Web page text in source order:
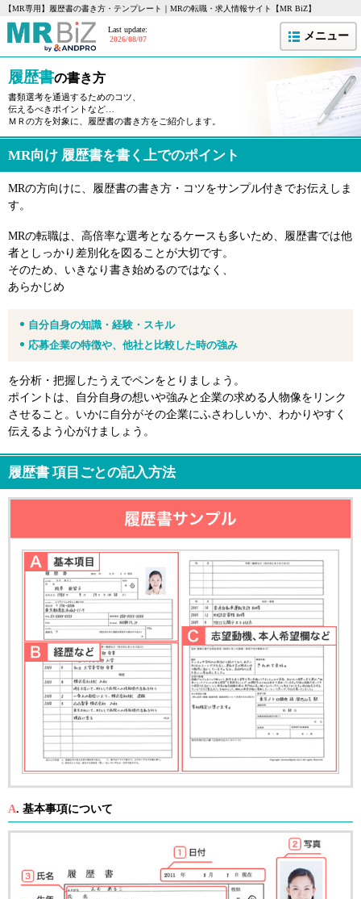
【MR専用】履歴書の書き方・テンプレート｜MRの転職・求人情報サイト【MR BiZ】
メニュー 閉じる
HOME
求人検索
Last update:
2026/08/07
メニュー
履歴書の書き方
書類選考を通過するためのコツ、
伝えるべきポイントなど…
ＭＲの方を対象に、履歴書の書き方をご紹介します。
MR向け 履歴書を書く上でのポイント
MRの方向けに、履歴書の書き方・コツをサンプル付きでお伝えしま
す。
MRの転職は、高倍率な選考となるケースも多いため、履歴書では他
者としっかり差別化を図ることが大切です。
そのため、いきなり書き始めるのではなく、
あらかじめ
自分自身の知識・経験・スキル
応募企業の特徴や、他社と比較した時の強み
を分析・把握したうえでペンをとりましょう。
ポイントは、自分自身の想いや強みと企業の求める人物像をリンク
させること。いかに自分がその企業にふさわしいか、わかりやすく
伝えるよう心がけましょう。
履歴書 項目ごとの記入方法
A. 基本事項について